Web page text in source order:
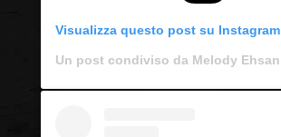
Visualizza questo post su Instagram